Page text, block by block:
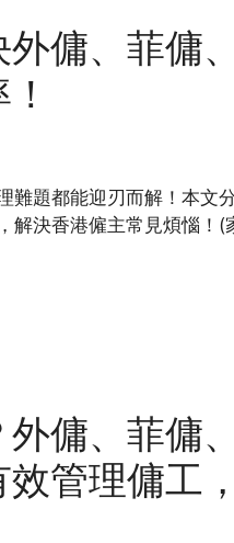
傭、菲傭、
難題都能迎刃而解！本文
解決香港僱主常見煩惱！(
傭、菲傭、
管理傭工，